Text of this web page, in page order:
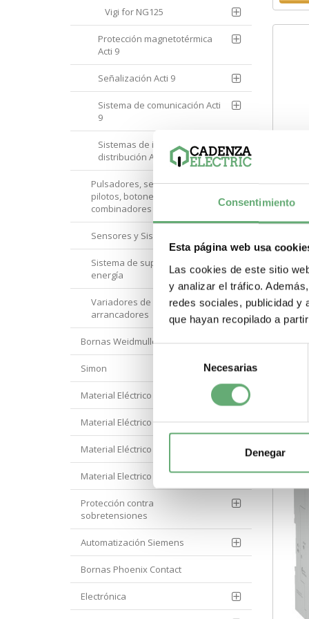
Consentimiento
Esta página web usa
Las cookies de este sitio
y analizar el tráfico.
redes sociales, publicidad y
que hayan recopilado a
consentimiento
Necesarias
Denegar
de
Vigi for NG125
Protección magnetotérmica
Acti 9
Señalización Acti 9
Sistema de comunicación Acti
9
Sistemas de instalación y
distribución Acti 9
Pulsadores, selectores,
pilotos, botoneras y
combinadores
Sensores y Sistemas RFID
Sistema de supervisión de
energía
Variadores de velocidad y
arrancadores
Bornas Weidmuller
Simon
Material Eléctrico Eaton
Material Eléctrico Hager
Material Eléctrico Hyundai
Material Electrico Legrand
Protección contra
sobretensiones
Automatización Siemens
Bornas Phoenix Contact
Electrónica